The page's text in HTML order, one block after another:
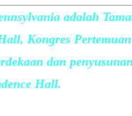
adalah
Kongres
dan
Hall.